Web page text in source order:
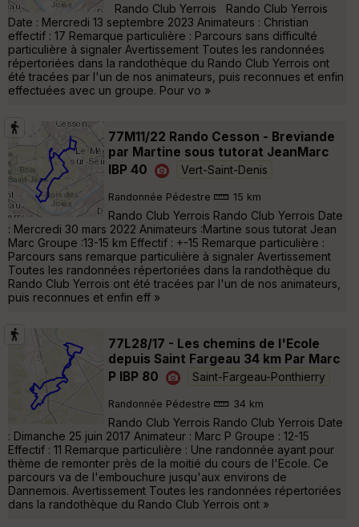
Rando Club Yerrois Rando Club Yerrois
Date : Mercredi 13 septembre 2023 Animateurs : Christian
effectif : 17 Remarque particulière : Parcours sans difficulté
particulière à signaler Avertissement Toutes les randonnées
répertoriées dans la randothèque du Rando Club Yerrois ont
été tracées par l'un de nos animateurs, puis reconnues et enfin
effectuées avec un groupe. Pour vo »
77M11/22 Rando Cesson - Breviande
par Martine sous tutorat JeanMarc
IBP 40
Vert-Saint-Denis
Randonnée Pédestre 15 km
Rando Club Yerrois Rando Club Yerrois Date
: Mercredi 30 mars 2022 Animateurs :Martine sous tutorat Jean
Marc Groupe :13-15 km Effectif : +-15 Remarque particulière :
Parcours sans remarque particulière à signaler Avertissement
Toutes les randonnées répertoriées dans la randothèque du
Rando Club Yerrois ont été tracées par l'un de nos animateurs,
puis reconnues et enfin eff »
77L28/17 - Les chemins de l'Ecole
depuis Saint Fargeau 34 km Par Marc
P IBP 80
Saint-Fargeau-Ponthierry
Randonnée Pédestre 34 km
Rando Club Yerrois Rando Club Yerrois Date
: Dimanche 25 juin 2017 Animateur : Marc P Groupe : 12-15
Effectif : 11 Remarque particulière : Une randonnée ayant pour
thème de remonter près de la moitié du cours de l'Ecole. Ce
parcours va de l'embouchure jusqu'aux environs de
Dannemois. Avertissement Toutes les randonnées répertoriées
dans la randothèque du Rando Club Yerrois ont »